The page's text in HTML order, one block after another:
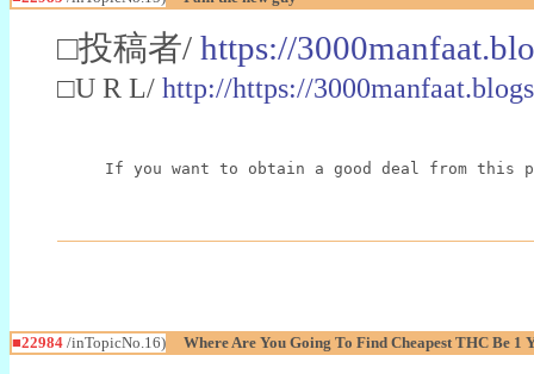
□投稿者/ https://
□U R L/ http://https://
If you want to obtain a good deal from this
■22984 /inTopicNo.16) Where Are You Going To Find Cheapest THC Be 1